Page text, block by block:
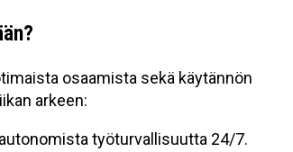
osaamista sekä käytännön
arkeen:
autonomista työturvallisuutta 24/7.